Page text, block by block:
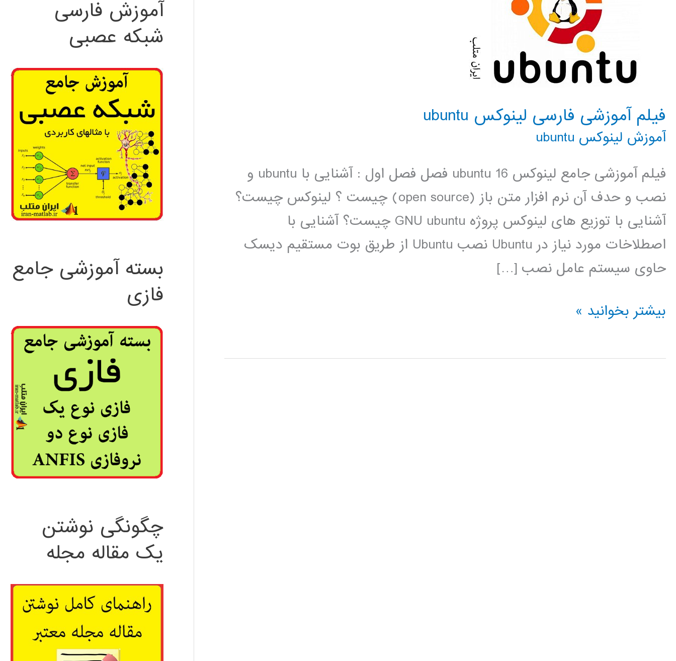
فیلم آموزشی فارسی لینوکس ubuntu
آموزش لینوکس ubuntu
فیلم آموزشی جامع لینوکس ubuntu 16 فصل فصل اول : آشنایی با ubuntu و
نصب و حدف آن نرم افزار متن باز (open source) چیست ؟ لینوکس چیست؟
آشنایی با توزیع های لینوکس پروژه GNU ubuntu چیست؟ آشنایی با
اصطلاخات مورد نیاز در Ubuntu نصب Ubuntu از طریق بوت مستقیم دیسک
حاوی سیستم عامل نصب […]
فیلم
فارسی
بیشتر بخوانید »
آموزش فارسی
شبکه عصبی
بسته آموزشی جامع
فازی
چگونگی نوشتن
یک مقاله مجله